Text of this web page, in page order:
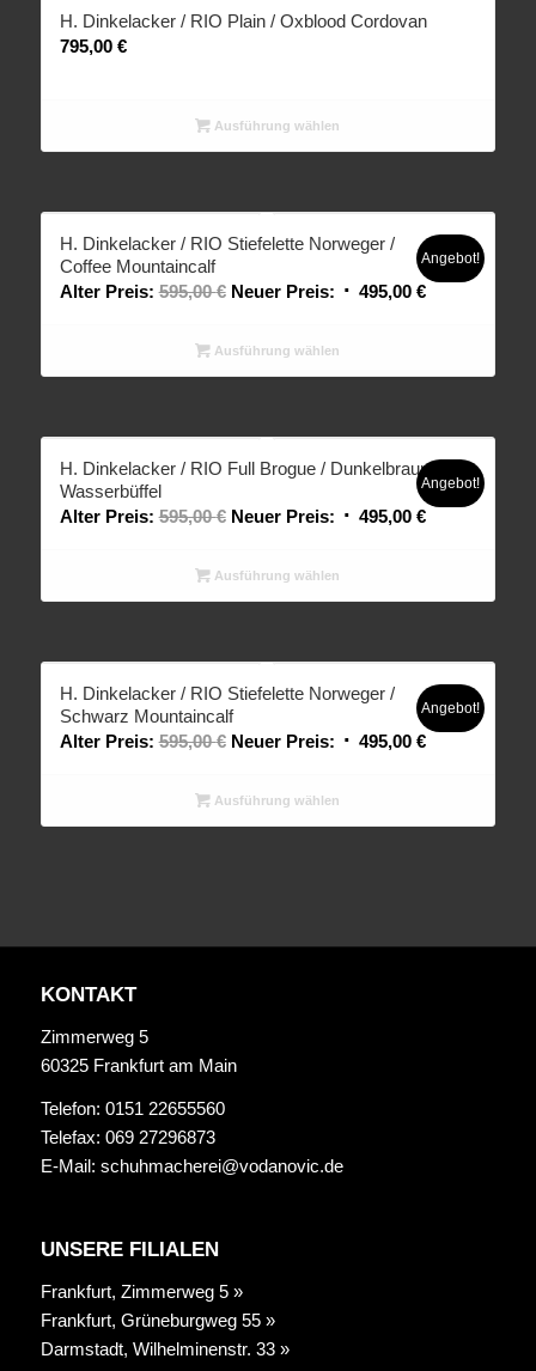
H. Dinkelacker / RIO Plain / Oxblood Cordovan
795,00 €
Ausführung wählen
H. Dinkelacker / RIO Stiefelette Norweger /
Coffee Mountaincalf
Alter Preis: 595,00€ Neuer Preis: 495,00 €
Angebot!
Ausführung wählen
H. Dinkelacker / RIO Full Brogue / Dunkelbraun
Wasserbüffel
Alter Preis: 595,00€ Neuer Preis: 495,00 €
Angebot!
Ausführung wählen
H. Dinkelacker / RIO Stiefelette Norweger /
Schwarz Mountaincalf
Alter Preis: 595,00€ Neuer Preis: 495,00 €
Angebot!
Ausführung wählen
KONTAKT
Zimmerweg 5
60325 Frankfurt am Main
Telefon: 0151 22655560
Telefax: 069 27296873
E-Mail: schuhmacherei@vodanovic.de
UNSERE FILIALEN
Frankfurt, Zimmerweg 5 »
Frankfurt, Grüneburgweg 55 »
Darmstadt, Wilhelminenstr. 33 »